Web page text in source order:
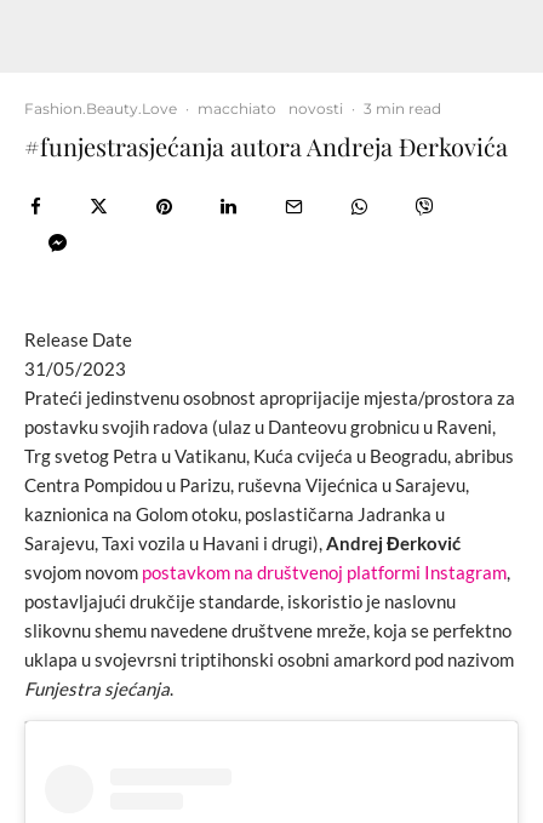
Fashion.Beauty.Love · macchiato novosti · 3 min read
#funjestrasjećanja autora Andreja Đerkovića
Release Date
31/05/2023
Prateći jedinstvenu osobnost aproprijacije mjesta/prostora za
postavku svojih radova (ulaz u Danteovu grobnicu u Raveni,
Trg svetog Petra u Vatikanu, Kuća cvijeća u Beogradu, abribus
Centra Pompidou u Parizu, ruševna Vijećnica u Sarajevu,
kaznionica na Golom otoku, poslastičarna Jadranka u
Sarajevu, Taxi vozila u Havani i drugi),Andrej Đerković
svojom novom postavkom na društvenoj platformi Instagram,
postavljajući drukčije standarde, iskoristio je naslovnu
slikovnu shemu navedene društvene mreže, koja se perfektno
uklapa u svojevrsni triptihonski osobni amarkord pod nazivom
Funjestra sjećanja.